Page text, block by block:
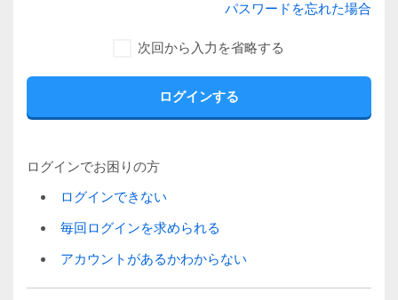
パスワードを忘れた場合
次回から入力を省略する
ログインでお困りの方
ログインできない
毎回ログインを求められる
アカウントがあるかわからない